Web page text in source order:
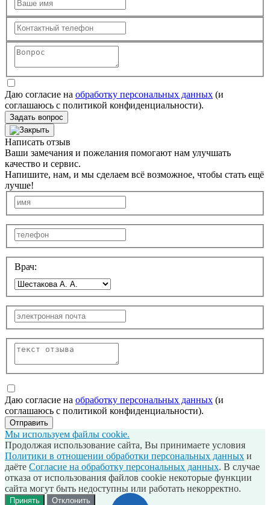
Даю согласие на обработку персональных данных (и
соглашаюсь с политикой конфиденциальности).
Задать вопрос
Написать отзыв
Ваши замечания и пожелания помогают нам улучшать
качество и сервис.
Напишите, нам, и мы сделаем всё возможное, чтобы стать ещё
лучше!
Врач:
Даю согласие на обработку персональных данных (и
соглашаюсь с политикой конфиденциальности).
Отправить
Мы используем файлы cookie.
Продолжая использование сайта, Вы принимаете условия
Политики в отношении обработки персональных данных и
даёте Согласие на обработку персональных данных. В случае
отказа от использования файлов cookie некоторые функции
сайта могут быть недоступны или работать некорректно.
Принять Отклонить